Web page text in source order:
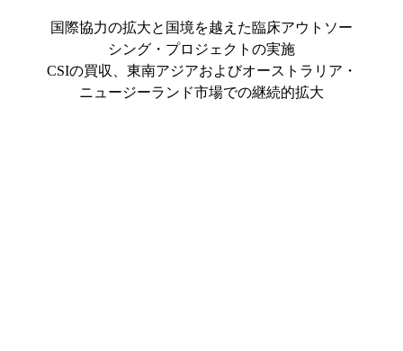
国際協力の拡大と国境を越えた臨床アウトソー
シング・プロジェクトの実施
CSIの買収、東南アジアおよびオーストラリア・
ニュージーランド市場での継続的拡大